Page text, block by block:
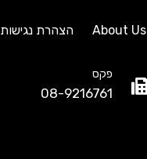
About Us הצהרת נגישות
פקס
08-9216761